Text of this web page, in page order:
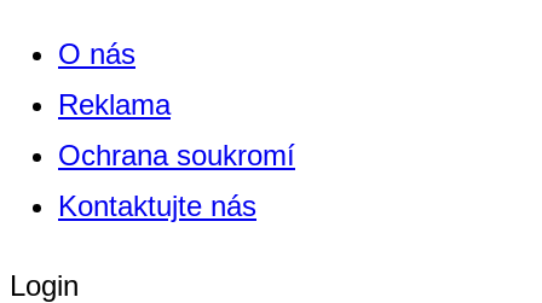
O nás
Reklama
Ochrana soukromí
Kontaktujte nás
Login